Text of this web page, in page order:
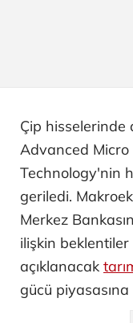
Çip hisselerinde
Advanced Micro
Technology'nin
geriledi.
Merkez
ilişkin beklentiler
açıklanacak
gücü